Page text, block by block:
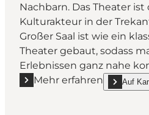
Nachbarn. Das Theater
Kulturakteur in der
Großer Saal ist wie ein
Theater gebaut, sodass
Erlebnissen ganz nahe
Mehr erfahren
Mehr erfahren "Vejle Auf
show